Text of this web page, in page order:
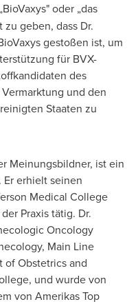
„BioVaxys" oder „das
geben, dass Dr.
gestoßen ist, um
für BVX-
des
und den
Staaten zu
Meinungsbildner, ist ein
. Er erhielt seinen
Medical College
Praxis tätig. Dr.
Oncology
Main Line
of Obstetrics and
und wurde von
von Amerikas Top